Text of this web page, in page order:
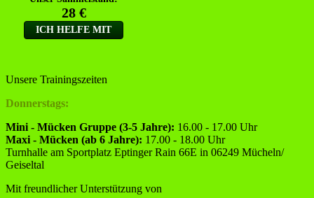
Unsere Trainingszeiten
Donnerstags:
Mini - Mücken Gruppe (3-5 Jahre): 16.00 - 17.00 Uhr
Maxi - Mücken (ab 6 Jahre): 17.00 - 18.00 Uhr
Turnhalle am Sportplatz Eptinger Rain 66E in 06249 Mücheln/
Geiseltal
Mit freundlicher Unterstützung von